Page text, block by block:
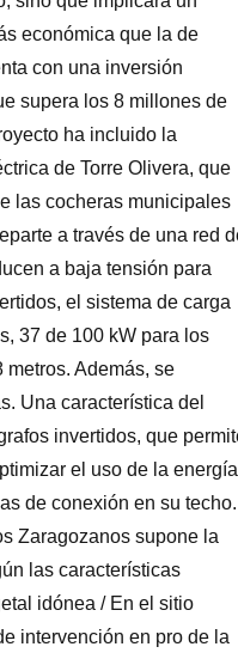
económica que la de
con una inversión
supera los 8 millones de
ha incluido la
de Torre Olivera, que
las cocheras municipales
a través de una red
a baja tensión para
el sistema de carga
37 de 100 kW para los
Además, se
Una característica del
invertidos, que
el uso de la
de conexión en su techo.
Zaragozanos supone la
las características
idónea / En el sitio
intervención en pro de la